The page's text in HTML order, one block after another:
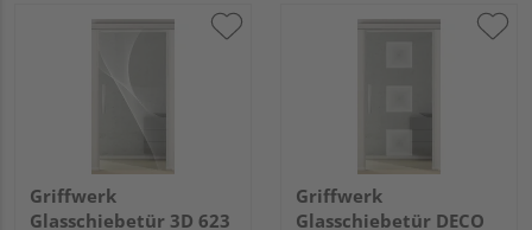
Griffwerk
Glasschiebetür 3D 623
Griffwerk
Glasschiebetür DECO